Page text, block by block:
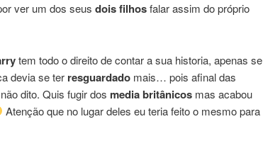
ver um dos seus dois filhosfalar assim do próprio
tem todo o direito de contar a sua historia, apenas se
devia se ter resguardado mais… pois afinal das
dito. Quis fugir dos media britânicos mas acabou
Atenção que no lugar deles eu teria feito o mesmo para